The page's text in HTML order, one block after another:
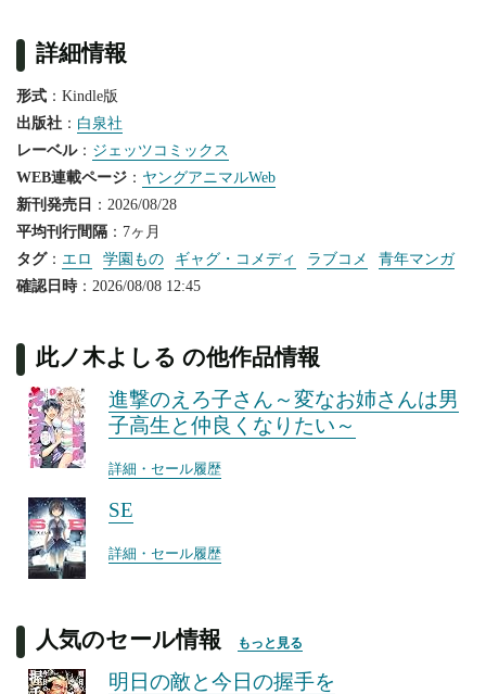
詳細情報
形式 ：Kindle版
出版社 ： 白泉社
レーベル： ジェッツコミックス
WEB連載ページ ： ヤングアニマルWeb
新刊発売日 ：2026/08/28
平均刊行間隔 ：7ヶ月
タグ： エロ 学園もの ギャグ・コメディ ラブコメ
青年マンガ
確認日時：2026/08/08 12:45
此ノ木よしる の他作品情報
進撃のえろ子さん～変なお姉さんは男
子高生と仲良くなりたい～
詳細・セール履歴
SE
詳細・セール履歴
人気のセール情報 もっと見る
明日の敵と今日の握手を